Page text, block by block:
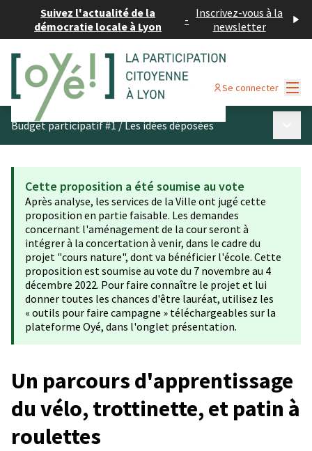
Suivez l'actualité de la
démocratie locale à Lyon
- Inscrivez-vous à la
newsletter
Se connecter
Budget participatif #1/Les idées déposées
Cette proposition a été soumise au vote
Après analyse, les services de la Ville ont jugé cette
proposition en partie faisable. Les demandes
concernant l'aménagement de la cour seront à
intégrer à la concertation à venir, dans le cadre du
projet "cours nature", dont va bénéficier l'école. Cette
proposition est soumise au vote du 7 novembre au 4
décembre 2022. Pour faire connaître le projet et lui
donner toutes les chances d'être lauréat, utilisez les
« outils pour faire campagne » téléchargeables sur la
plateforme Oyé, dans l'onglet présentation.
Un parcours d'apprentissage
du vélo, trottinette, et patin à
roulettes